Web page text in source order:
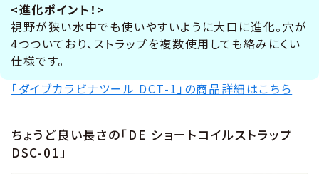
<進化ポイント！>
視野が狭い水中でも使いやすいように大口に進化。穴が
4つついており、ストラップを複数使用しても絡みにくい
仕様です。
「ダイブカラビナツール DCT-1」の商品詳細はこちら
ちょうど良い長さの「DE ショートコイルストラップ
DSC-01」